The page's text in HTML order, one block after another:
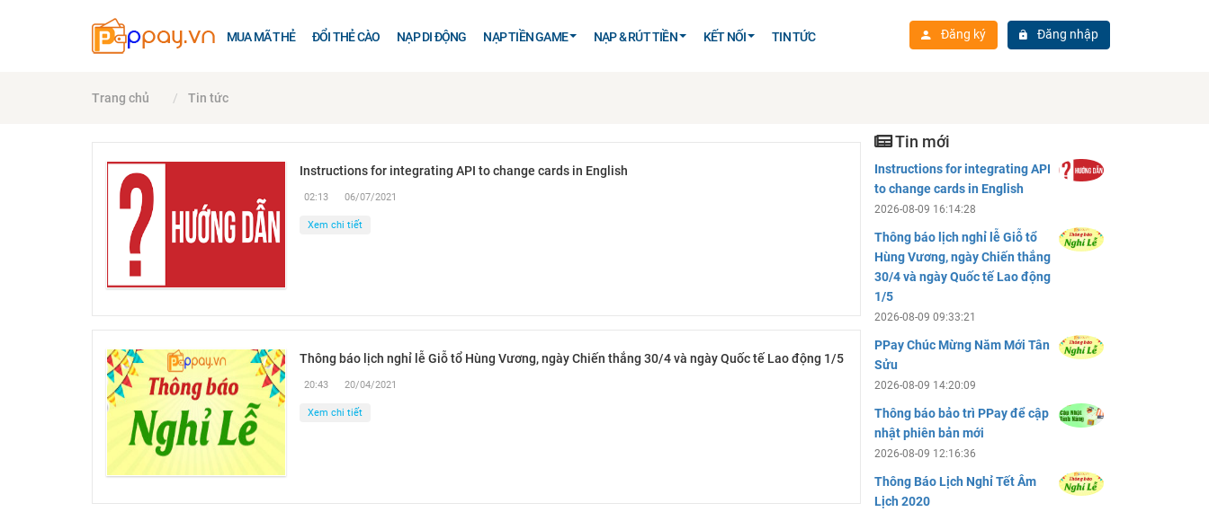
MUA MÃ THẺ ĐỔI THẺ CÀO NẠP DI ĐỘNG NẠP TIỀN GAME NẠP & RÚT TIỀN KẾT NỐI TIN TỨC Đăng ký Đăng nhập
Trang chủ Tin tức
Instructions for integrating API to change cards in English
02:13 06/07/2021
Xem chi tiết
Thông báo lịch nghỉ lễ Giỗ tổ Hùng Vương, ngày Chiến thắng 30/4 và ngày Quốc tế Lao động 1/5
20:43 20/04/2021
Xem chi tiết
Tin mới
Instructions for integrating API
to change cards in English
2026-08-09 16:14:28
Thông báo lịch nghỉ lễ Giỗ tổ
Hùng Vương, ngày Chiến thắng
30/4 và ngày Quốc tế Lao động
1/5
2026-08-09 09:33:21
PPay Chúc Mừng Năm Mới Tân
Sửu
2026-08-09 14:20:09
Thông báo bảo trì PPay để cập
nhật phiên bản mới
2026-08-09 12:16:36
Thông Báo Lịch Nghỉ Tết Âm
Lịch 2020